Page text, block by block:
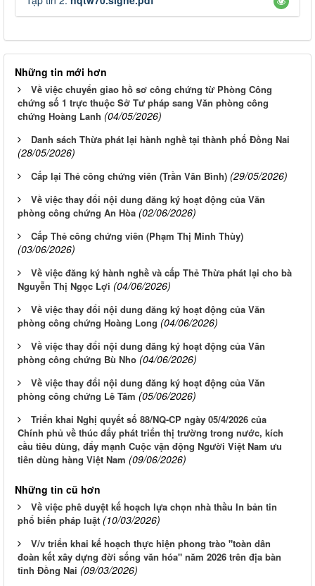
Những tin mới hơn
Về việc chuyển giao hồ sơ công chứng từ Phòng Công
chứng số 1 trực thuộc Sở Tư pháp sang Văn phòng công
chứng Hoàng Lanh (04/05/2026)
Danh sách Thừa phát lại hành nghề tại thành phố Đồng Nai
(28/05/2026)
Cấp lại Thẻ công chứng viên (Trần Văn Bình) (29/05/2026)
Về việc thay đổi nội dung đăng ký hoạt động của Văn
phòng công chứng An Hòa (02/06/2026)
Cấp Thẻ công chứng viên (Phạm Thị Minh Thùy)
(03/06/2026)
Về việc đăng ký hành nghề và cấp Thẻ Thừa phát lại cho bà
Nguyễn Thị Ngọc Lợi (04/06/2026)
Về việc thay đổi nội dung đăng ký hoạt động của Văn
phòng công chứng Hoàng Long (04/06/2026)
Về việc thay đổi nội dung đăng ký hoạt động của Văn
phòng công chứng Bù Nho (04/06/2026)
Về việc thay đổi nội dung đăng ký hoạt động của Văn
phòng công chứng Lê Tâm (05/06/2026)
Triển khai Nghị quyết số 88/NQ-CP ngày 05/4/2026 của
Chính phủ về thúc đẩy phát triển thị trường trong nước, kích
cầu tiêu dùng, đẩy mạnh Cuộc vận động Người Việt Nam ưu
tiên dùng hàng Việt Nam (09/06/2026)
Những tin cũ hơn
Về việc phê duyệt kế hoạch lựa chọn nhà thầu In bản tin
phổ biến pháp luật (10/03/2026)
V/v triển khai kế hoạch thực hiện phong trào "toàn dân
đoàn kết xây dựng đời sống văn hóa" năm 2026 trên địa bàn
tỉnh Đồng Nai (09/03/2026)